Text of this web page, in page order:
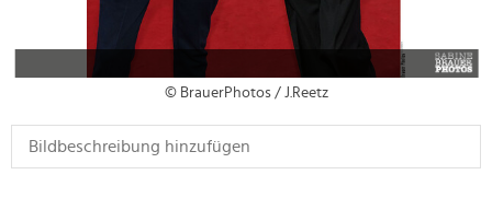
© BrauerPhotos / J.Reetz